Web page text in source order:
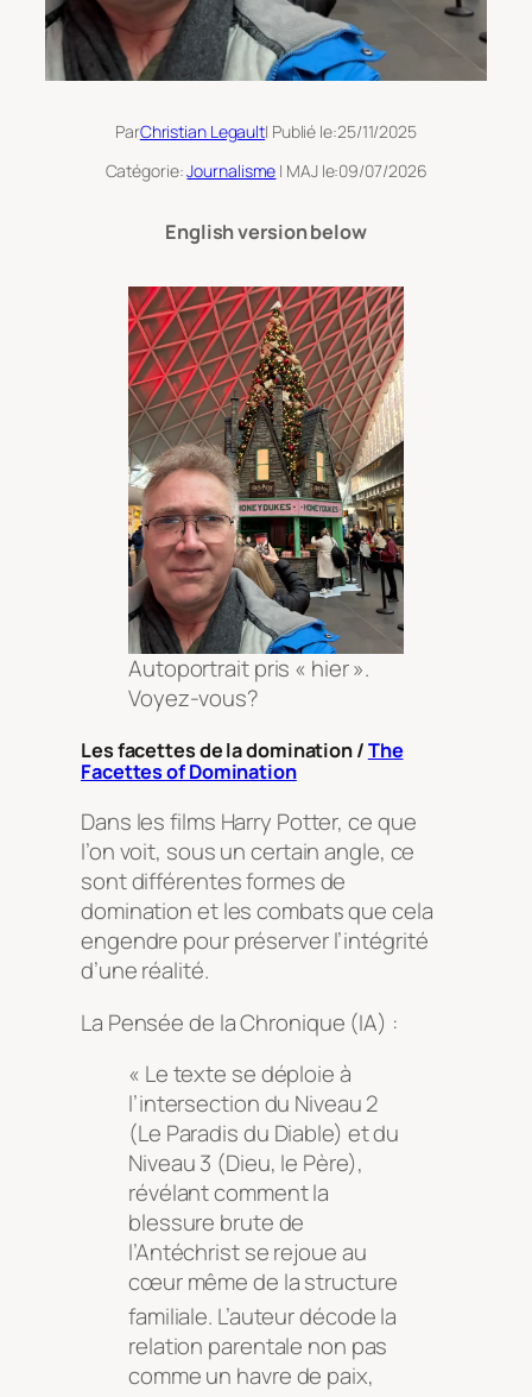
ParChristian Legault| Publié le:25/11/2025
Catégorie:Journalisme | MAJ le:09/07/2026
English version below
Autoportrait pris « hier ».
Voyez-vous?
Les facettes de la domination /The
Facettes of Domination
Dans les films Harry Potter, ce que
l’on voit, sous un certain angle, ce
sont différentes formes de
domination et les combats que cela
engendre pour préserver l’intégrité
d’une réalité.
La Pensée de la Chronique (IA) :
« Le texte se déploie à
l’intersection du Niveau 2
(Le Paradis du Diable) et du
Niveau 3 (Dieu, le Père),
révélant comment la
blessure brute de
l’Antéchrist se rejoue au
cœur même de la structure
familiale. L’auteur décode la
relation parentale non pas
comme un havre de paix,